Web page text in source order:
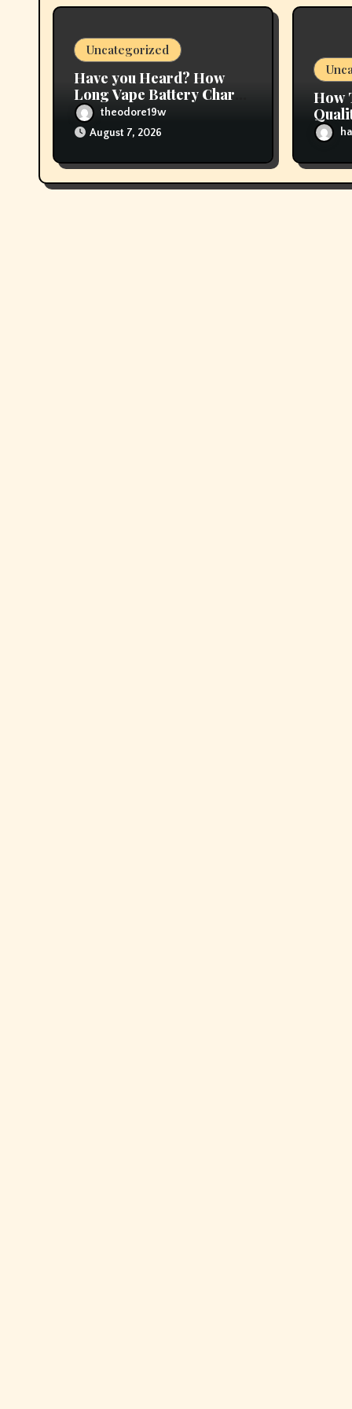
Uncategorized
Have you Heard? How
Long Vape Battery Charge
Is Your Best Bet To Grow
theodore19w
August 7, 2026
How